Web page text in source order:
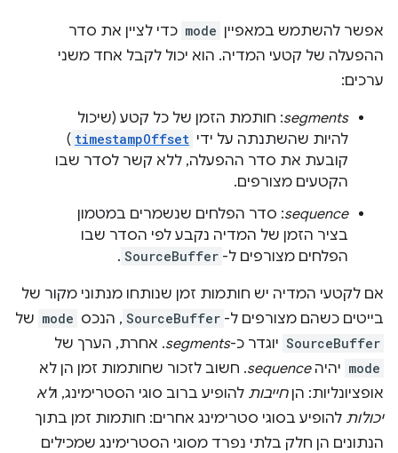
אפשר להשתמש במאפיין mode כדי לציין את סדר
ההפעלה של קטעי המדיה. הוא יכול לקבל אחד משני
ערכים:
segments: חותמת הזמן של כל קטע (שיכול
להיות שהשתנתה על ידי timestampOffset
)
קובעת את סדר ההפעלה, ללא קשר לסדר שבו
הקטעים מצורפים.
sequence: סדר הפלחים שנשמרים במטמון
בציר הזמן של המדיה נקבע לפי הסדר שבו
הפלחים מצורפים ל- SourceBuffer
.
אם לקטעי המדיה יש חותמות זמן שנותחו מנתוני מקור של
בייטים כשהם מצורפים ל- SourceBuffer , הנכס mode של
SourceBuffer יוגדר כ-segments. אחרת, הערך של
mode יהיהsequence. חשוב לזכור שחותמות זמן הן לא
אופציונליות: הןחייבות להופיע ברוב סוגי הסטרימינג, ולא
יכולות להופיע בסוגי סטרימינג אחרים: חותמות זמן בתוך
הנתונים הן חלק בלתי נפרד מסוגי הסטרימינג שמכילים